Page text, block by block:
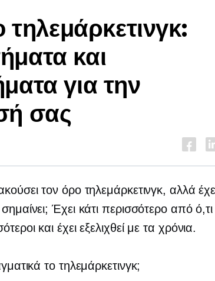
τηλεμάρκετινγκ:
και
για την
σας
τον όρο τηλεμάρκετινγκ, αλλά
Έχει κάτι περισσότερο από ό,τι
και έχει εξελιχθεί με τα χρόνια.
το τηλεμάρκετινγκ;